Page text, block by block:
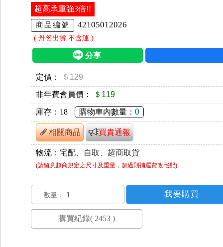
超高承重強3倍!!
商品編號 42105012026
( 丹爸出貨.不含運 )
定價： ＄129
非年費會員價： ＄119
庫存： 18 購物車內數量：0
相關商品 買貴通報
物流：宅配、自取、超商取貨
(請留意超商規定之尺寸及重量，超過則補運費改宅配)
數量：